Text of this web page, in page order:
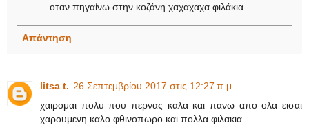
οταν πηγαίνω στην κοζάνη χαχαχαχα φιλάκια
Απάντηση
litsa t. 26 Σεπτεμβρίου 2017 στις 12:27 π.μ.
χαιρομαι πολυ που περνας καλα και πανω απο ολα εισαι
χαρουμενη.καλο φθινοπωρο και πολλα φιλακια.